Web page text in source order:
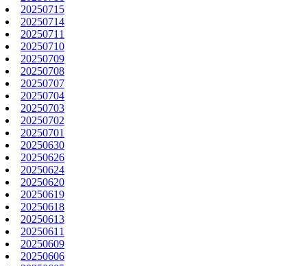
20250715
20250714
20250711
20250710
20250709
20250708
20250707
20250704
20250703
20250702
20250701
20250630
20250626
20250624
20250620
20250619
20250618
20250613
20250611
20250609
20250606